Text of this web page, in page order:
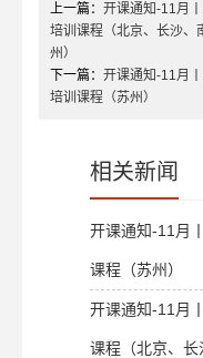
上一篇： 开课通知-11月
培训课程（北京、长沙、
州）
下一篇： 开课通知-11月
培训课程（苏州）
相关新闻
开课通知-11月
课程（苏州）
开课通知-11月
课程（北京、